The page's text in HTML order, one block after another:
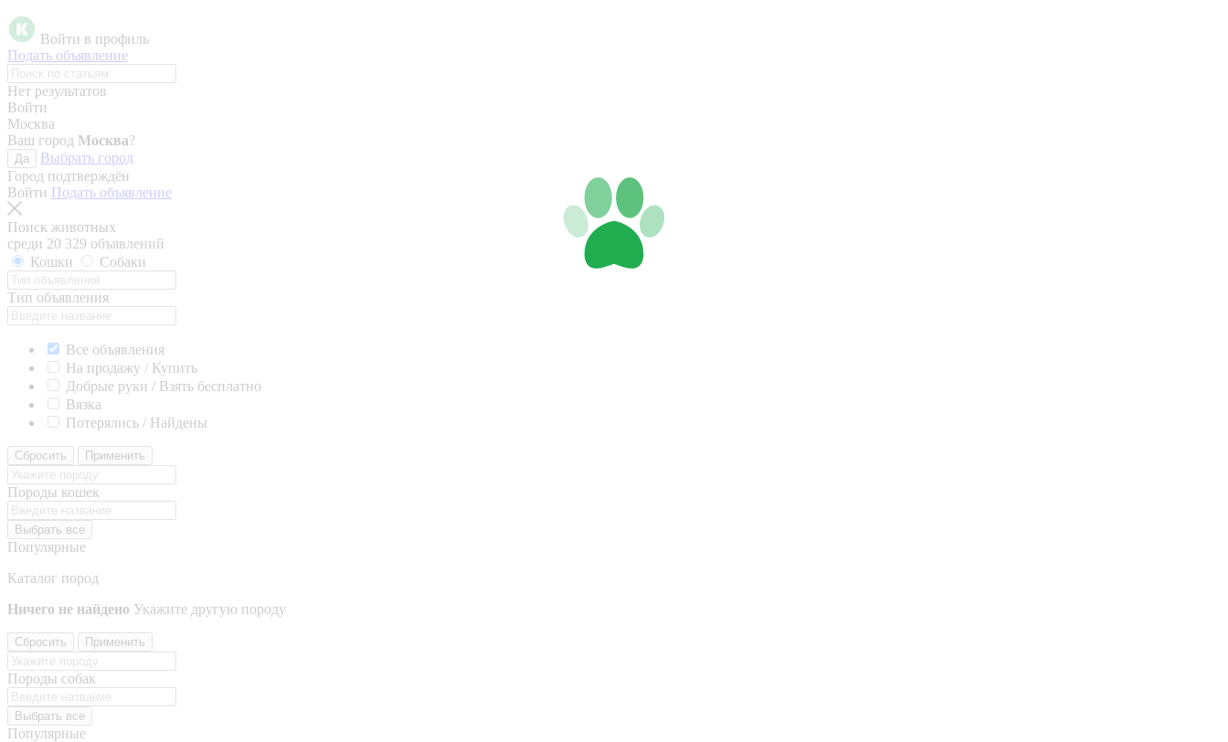
Войти в профиль
Подать объявление
Нет результатов
Войти
Москва
Ваш город Москва?
Да
Выбрать город
Город подтверждён
Войти Подать объявление
Поиск животных
среди 20 329 объявлений
Кошки
Собаки
Тип объявления
Все объявления
На продажу / Купить
Добрые руки / Взять бесплатно
Вязка
Потерялись / Найдены
Сбросить Применить
Породы кошек
Выбрать все
Популярные
Каталог пород
Ничего не найдено Укажите другую породу
Сбросить Применить
Породы собак
Выбрать все
Популярные